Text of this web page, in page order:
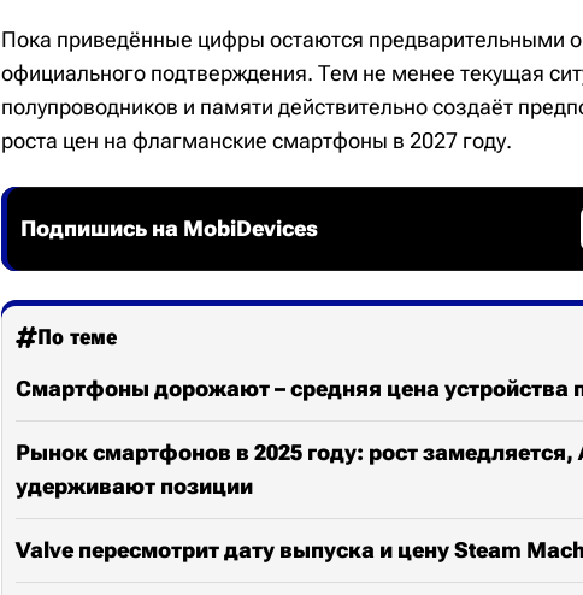
Пока приведённые цифры остаются предварительными
официального подтверждения. Тем не менее текущая
полупроводников и памяти действительно создаёт
роста цен на флагманские смартфоны в 2027 году.
Подпишись на MobiDevices
По теме
Смартфоны дорожают – средняя цена устройства
Рынок смартфонов в 2025 году: рост замедляется,
удерживают позиции
Valve пересмотрит дату выпуска и цену Steam